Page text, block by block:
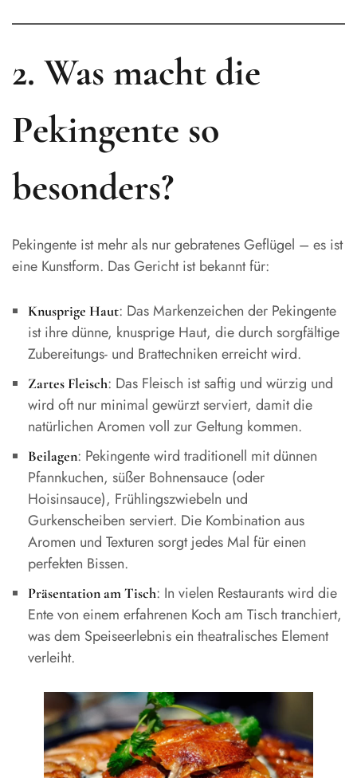
2. Was macht die
Pekingente so
besonders?
Pekingente ist mehr als nur gebratenes Geflügel – es ist
eine Kunstform. Das Gericht ist bekannt für:
Knusprige Haut: Das Markenzeichen der Pekingente
ist ihre dünne, knusprige Haut, die durch sorgfältige
Zubereitungs- und Brattechniken erreicht wird.
Zartes Fleisch: Das Fleisch ist saftig und würzig und
wird oft nur minimal gewürzt serviert, damit die
natürlichen Aromen voll zur Geltung kommen.
Beilagen: Pekingente wird traditionell mit dünnen
Pfannkuchen, süßer Bohnensauce (oder
Hoisinsauce), Frühlingszwiebeln und
Gurkenscheiben serviert. Die Kombination aus
Aromen und Texturen sorgt jedes Mal für einen
perfekten Bissen.
Präsentation am Tisch: In vielen Restaurants wird die
Ente von einem erfahrenen Koch am Tisch tranchiert,
was dem Speiseerlebnis ein theatralisches Element
verleiht.